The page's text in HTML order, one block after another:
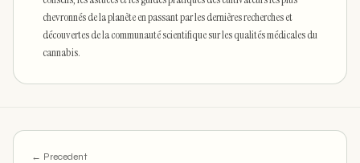
chevronnés de la planète en passant par les dernières recherches et
découvertes de la communauté scientifique sur les qualités médicales du
cannabis.
← Precedent